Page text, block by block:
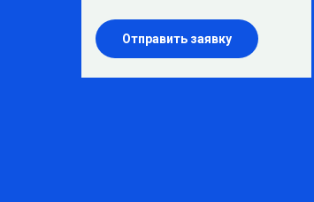
Отправить заявку